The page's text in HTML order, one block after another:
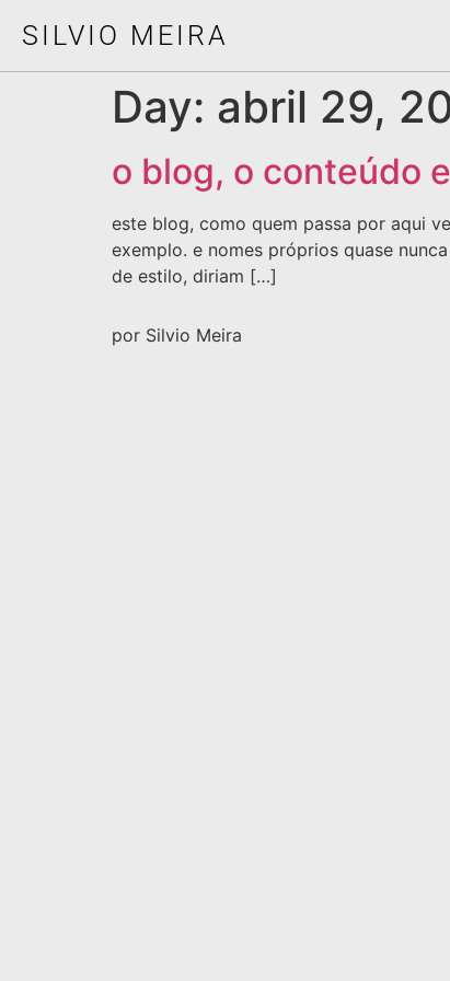
SILVIO MEIRA
Day: abril 29,
o blog, o conteúdo
este blog, como quem passa por aqui
exemplo. e nomes próprios quase
de estilo, diriam […]
por Silvio Meira